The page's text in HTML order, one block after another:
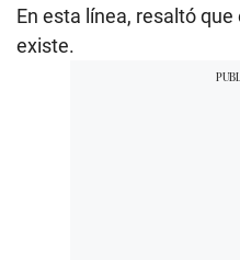
En esta línea, resaltó
existe.